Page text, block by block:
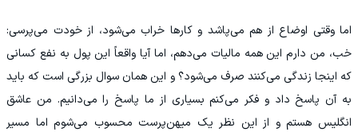
اما وقتی اوضاع از هم می‌پاشد و کارها خراب می‌شود، از خودت می‌پرسی:
خب، من دارم این همه مالیات می‌دهم، اما آیا واقعاً این پول به نفع کسانی
که اینجا زندگی می‌کنند صرف می‌شود؟ و این همان سوال بزرگی است که باید
به آن پاسخ داد و فکر می‌کنم بسیاری از ما پاسخ را می‌دانیم. من عاشق
انگلیس هستم و از این نظر یک میهن‌پرست محسوب می‌شوم اما مسیر